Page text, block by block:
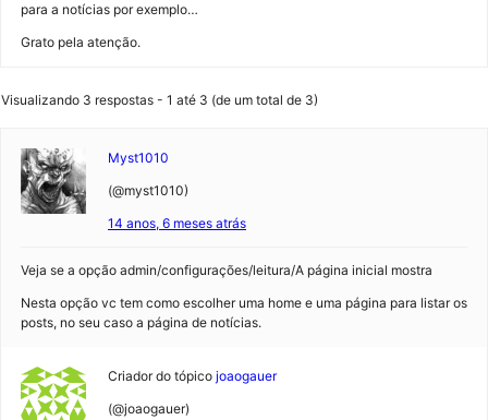
para a notícias por exemplo…
Grato pela atenção.
Visualizando 3 respostas - 1 até 3 (de um total de 3)
Myst1010
(@myst1010)
14 anos, 6 meses atrás
Veja se a opção admin/configurações/leitura/A página inicial mostra
Nesta opção vc tem como escolher uma home e uma página para listar os
posts, no seu caso a página de notícias.
Criador do tópico joaogauer
(@joaogauer)